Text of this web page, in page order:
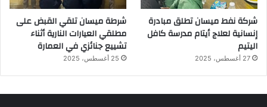
شركة نفط ميسان تطلق مبادرة
إنسانية لعلاج أيتام مدرسة كافل
اليتيم
27 أغسطس، 2025
شرطة ميسان تلقي القبض على
مطلقي العيارات النارية أثناء
تشييع جنائزي في العمارة
25 أغسطس، 2025